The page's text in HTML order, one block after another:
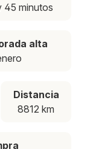
45 minutos
alta
Distancia
8812 km